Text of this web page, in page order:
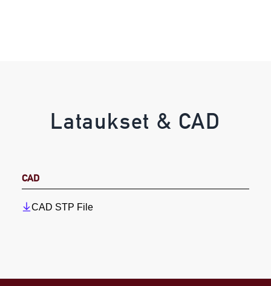
Lataukset & CAD
CAD
CAD STP File